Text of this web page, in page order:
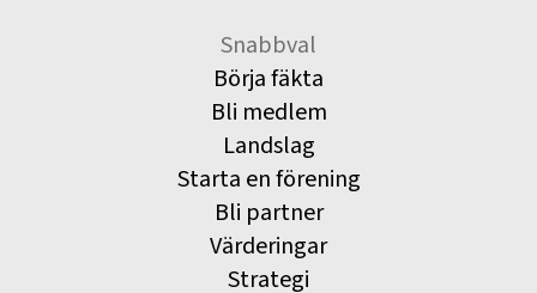
Snabbval
Börja fäkta
Bli medlem
Landslag
Starta en förening
Bli partner
Värderingar
Strategi